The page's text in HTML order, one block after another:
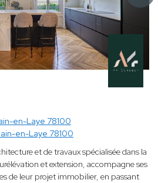
en-Laye 78100
en-Laye 78100
et de travaux spécialisée dans la
et extension, accompagne ses
de leur projet immobilier, en passant